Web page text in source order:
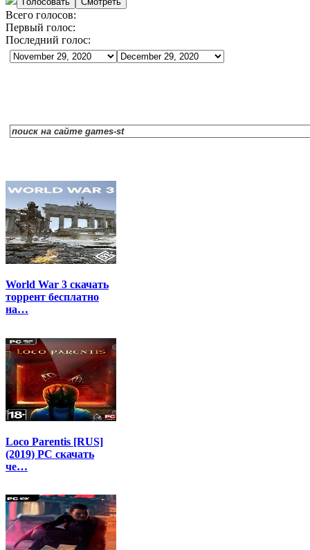
Всего голосов:
Первый голос:
Последний голос:
World War 3 скачать
торрент бесплатно
на…
Loco Parentis [RUS]
(2019) PC скачать
че…